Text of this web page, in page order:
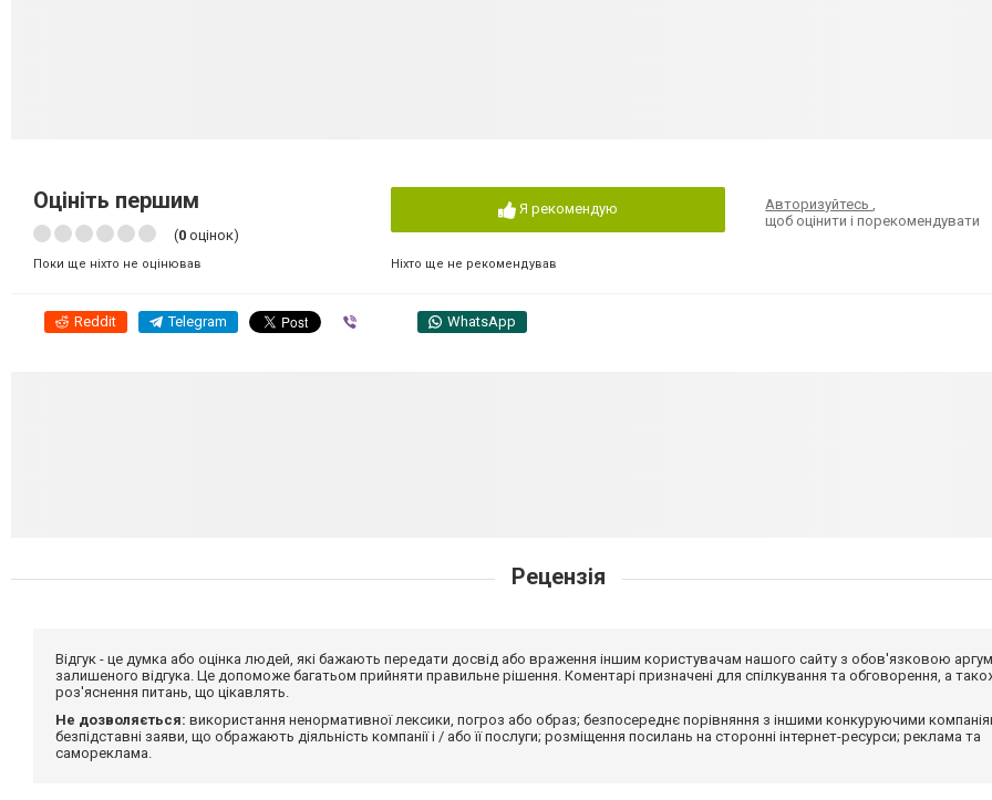
Оцініть першим
(0 оцінок)
Поки ще ніхто не оцінював
Я рекомендую
Ніхто ще не рекомендував
Авторизуйтесь,
щоб оцінити і порекомендувати
Reddit Telegram WhatsApp
Рецензія
Відгук - це думка або оцінка людей, які бажають передати досвід або враження іншим користувачам нашого сайту з обов'язковою
залишеного відгука. Це допоможе багатьом прийняти правильне рішення. Коментарі призначені для спілкування та обговорення, а
роз'яснення питань, що цікавлять.
Не дозволяється: використання ненормативної лексики, погроз або образ; безпосереднє порівняння з іншими конкуруючими
безпідставні заяви, що ображають діяльність компанії і / або її послуги; розміщення посилань на сторонні інтернет-ресурси; реклама та
самореклама.